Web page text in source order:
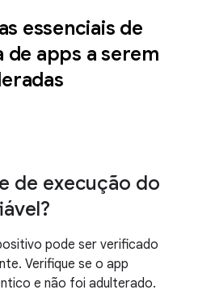
essenciais de
de apps a serem
de execução do
pode ser verificado
Verifique se o app
e não foi adulterado.